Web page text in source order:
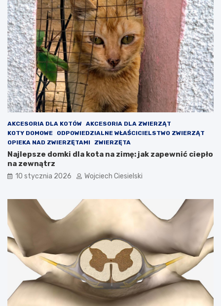
AKCESORIA DLA KOTÓW AKCESORIA DLA ZWIERZĄT
KOTY DOMOWE
ODPOWIEDZIALNE WŁAŚCICIELSTWO ZWIERZĄT
OPIEKA NAD ZWIERZĘTAMI
ZWIERZĘTA
Najlepsze domki dla kota na zimę: jak zapewnić ciepło
na zewnątrz
10 stycznia 2026 Wojciech Ciesielski